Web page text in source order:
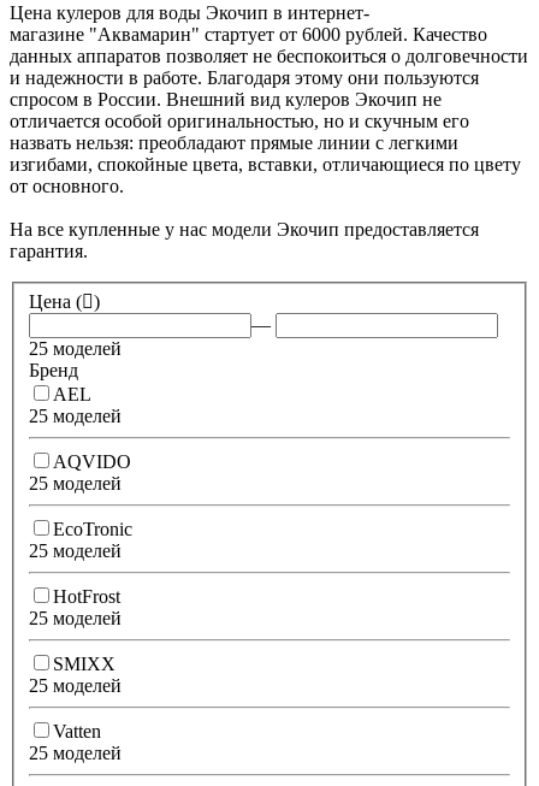
Цена кулеров для воды Экочип в интернет-
магазине "Аквамарин" стартует от 6000 рублей. Качество
данных аппаратов позволяет не беспокоиться о долговечности
и надежности в работе. Благодаря этому они пользуются
спросом в России. Внешний вид кулеров Экочип не
отличается особой оригинальностью, но и скучным его
назвать нельзя: преобладают прямые линии с легкими
изгибами, спокойные цвета, вставки, отличающиеся по цвету
от основного.
На все купленные у нас модели Экочип предоставляется
гарантия.
Цена ( )
—
25 моделей
Бренд
AEL
25 моделей
AQVIDO
25 моделей
EcoTronic
25 моделей
HotFrost
25 моделей
SMIXX
25 моделей
Vatten
25 моделей